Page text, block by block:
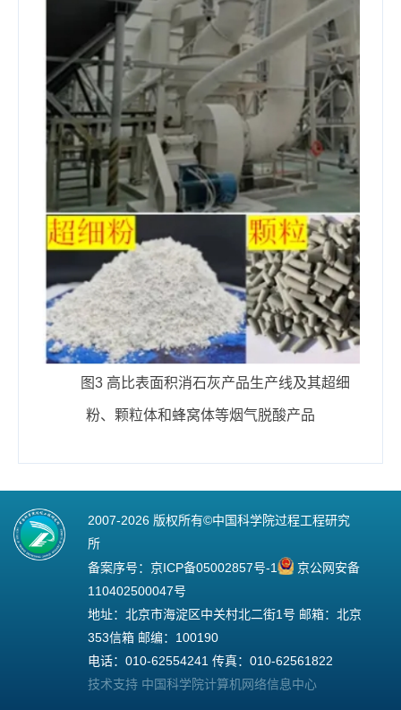
图3 高比表面积消石灰产品生产线及其超细
粉、颗粒体和蜂窝体等烟气脱酸产品
2007-2026 版权所有©中国科学院过程工程研究
所
备案序号： 京ICP备05002857号-1
京公网安备
110402500047号
地址：北京市海淀区中关村北二街1号 邮箱：北京
353信箱 邮编：100190
电话：010-62554241 传真：010-62561822
技术支持 中国科学院计算机网络信息中心